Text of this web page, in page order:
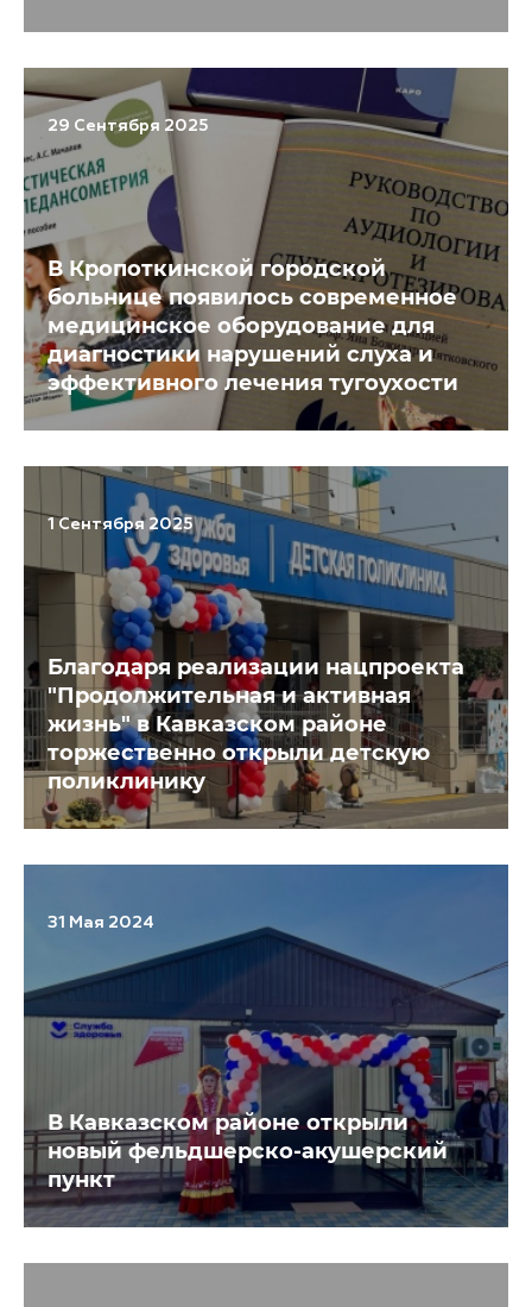
29 Сентября 2025
В Кропоткинской городской
больнице появилось современное
медицинское оборудование для
диагностики нарушений слуха и
эффективного лечения тугоухости
1 Сентября 2025
Благодаря реализации нацпроекта
"Продолжительная и активная
жизнь" в Кавказском районе
торжественно открыли детскую
поликлинику
31 Мая 2024
В Кавказском районе открыли
новый фельдшерско-акушерский
пункт